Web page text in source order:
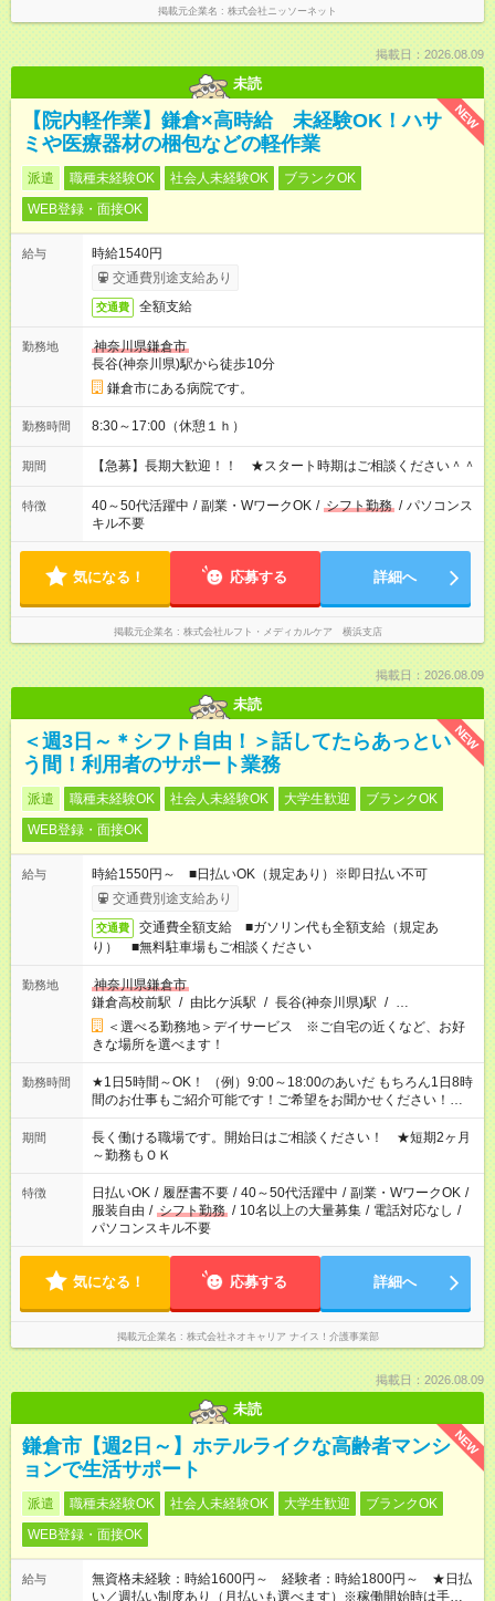
掲載元企業名 株式会社ニッソーネット
掲載日：2026.08.09
未読
NEW
【院内軽作業】鎌倉×高時給 未経験OK！ハサ
ミや医療器材の梱包などの軽作業
派遣 職種未経験OK 社会人未経験OK
ブランクOK
WEB登録・面接OK
給与
時給1540円
交通費別途支給あり
交通費 全額支給
勤務地
神奈川県鎌倉市
長谷(神奈川県)駅から徒歩10分
鎌倉市にある病院です。
勤務時間 8:30～17:00（休憩１ｈ）
期間 【急募】長期大歓迎！！ ★スタート時期はご相談ください＾＾
特徴 40～50代活躍中 / 副業・WワークOK / シフト勤務 / パソコンス
キル不要
気になる！ 応募する 詳細へ
掲載元企業名 株式会社ルフト・メディカルケア 横浜支店
掲載日：2026.08.09
未読
NEW
＜週3日～＊シフト自由！＞話してたらあっとい
う間！利用者のサポート業務
派遣 職種未経験OK 社会人未経験OK 大学生歓迎
ブランクOK
WEB登録・面接OK
給与
時給1550円～ ■日払いOK（規定あり）※即日払い不可
交通費別途支給あり
交通費
交通費全額支給 ■ガソリン代も全額支給（規定あ
り） ■無料駐車場もご相談ください
勤務地
神奈川県鎌倉市
鎌倉高校前駅 / 由比ケ浜駅 / 長谷(神奈川県)駅 / …
＜選べる勤務地＞デイサービス ※ご自宅の近くなど、お好
きな場所を選べます！
勤務時間
★1日5時間～OK！ （例）9:00～18:00のあいだ もちろん1日8時
間のお仕事もご紹介可能です！ご希望をお聞かせください！★家
庭の都合でお休みが必要な場合も遠慮なくご相談ください。 ※
週最低15時間以上の勤務が必要です
期間
長く働ける職場です。開始日はご相談ください！ ★短期2ヶ月
～勤務もＯＫ
特徴 日払いOK / 履歴書不要 / 40～50代活躍中 / 副業・WワークOK /
服装自由 / シフト勤務 / 10名以上の大量募集 / 電話対応なし /
パソコンスキル不要
気になる！ 応募する 詳細へ
掲載元企業名 株式会社ネオキャリア ナイス！介護事業部
掲載日：2026.08.09
未読
NEW
鎌倉市【週2日～】ホテルライクな高齢者マンシ
ョンで生活サポート
派遣 職種未経験OK 社会人未経験OK 大学生歓迎
ブランクOK
WEB登録・面接OK
給与
無資格未経験：時給1600円～ 経験者：時給1800円～ ★日払
い／週払い制度あり（月払いも選べます）※稼働開始時は手続き